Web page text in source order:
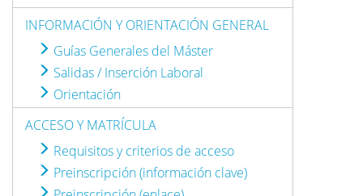
INFORMACIÓN Y ORIENTACIÓN GENERAL
Guías Generales del Máster
Salidas / Inserción Laboral
Orientación
ACCESO Y MATRÍCULA
Requisitos y criterios de acceso
Preinscripción (información clave)